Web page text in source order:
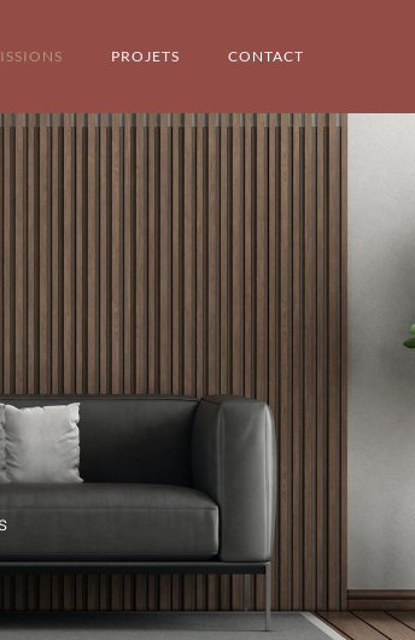
PROJETS CONTACT